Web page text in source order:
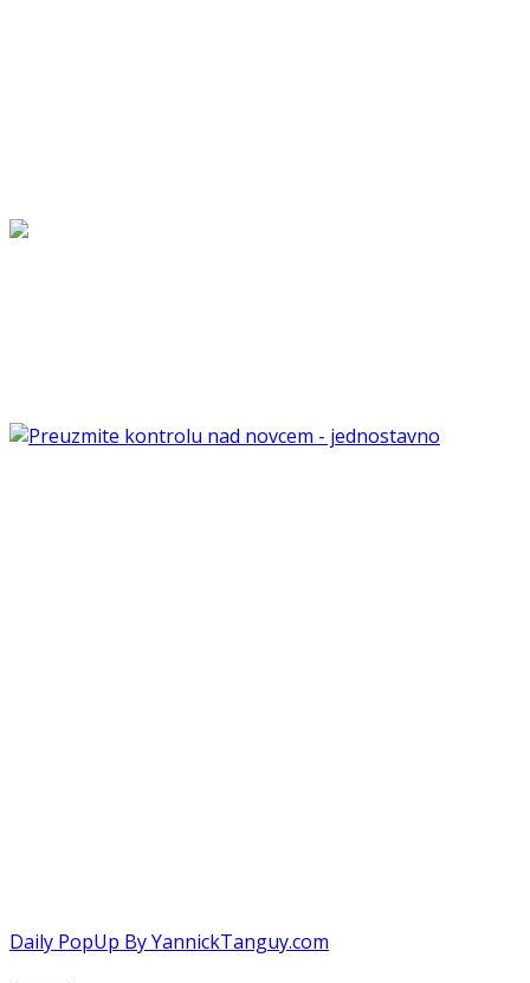
Daily PopUp By YannickTanguy.com